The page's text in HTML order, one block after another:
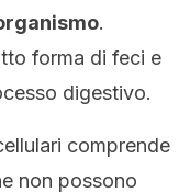
.
forma di feci e
digestivo.
comprende
non possono